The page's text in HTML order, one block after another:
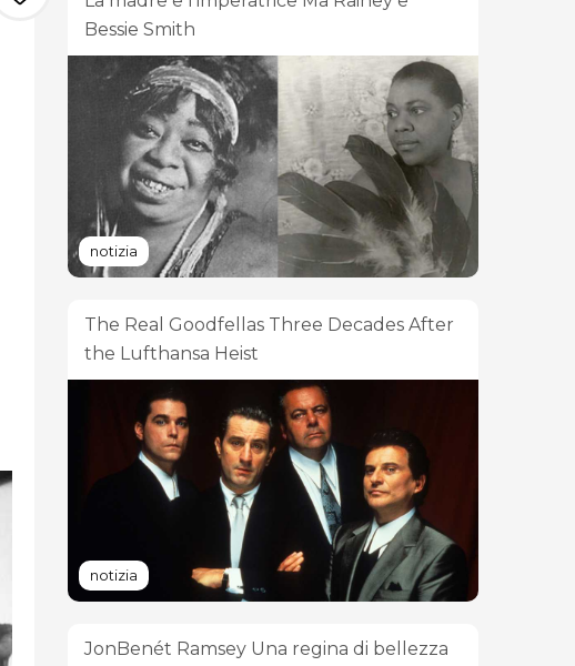
Bessie Smith
notizia
The Real Goodfellas Three Decades After
the Lufthansa Heist
notizia
JonBenét Ramsey Una regina di bellezza